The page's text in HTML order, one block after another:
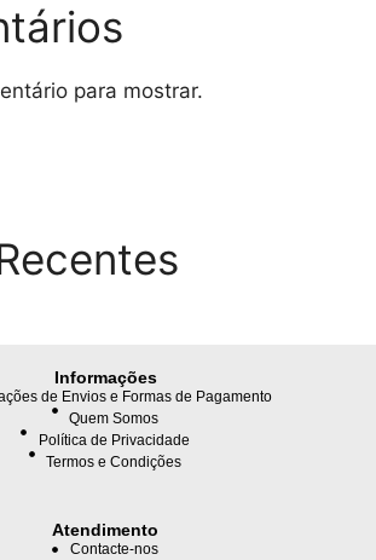
para mostrar.
Informações
de Envios e Formas de Pagamento
Quem Somos
Política de Privacidade
Termos e Condições
Atendimento
Contacte-nos